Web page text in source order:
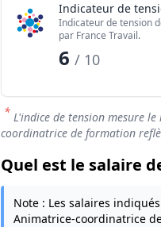
Indicateur de
Indicateur de tension
par France Travail.
6 / 10
* L'indice de tension mesure
coordinatrice de formation
Quel est le salaire
Note : Les salaires
Animatrice-coordinatrice